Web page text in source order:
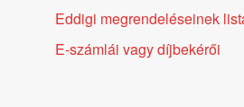
Eddigi megrendeléseinek
E-számlái vagy díjbekérői